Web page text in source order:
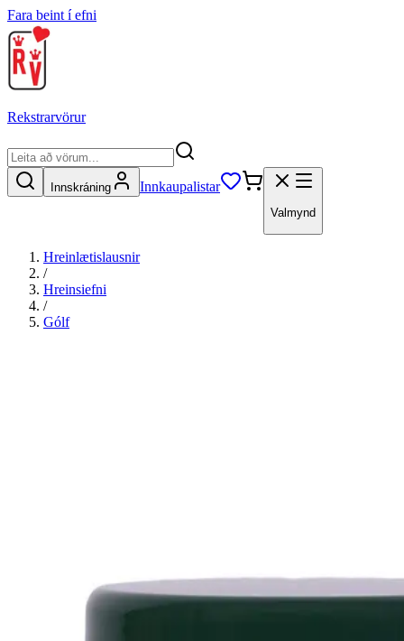
Fara beint í efni
Rekstrarvörur
Innskráning Innkaupalistar
Valmynd
Hreinlætislausnir
/
Hreinsiefni
/
Gólf